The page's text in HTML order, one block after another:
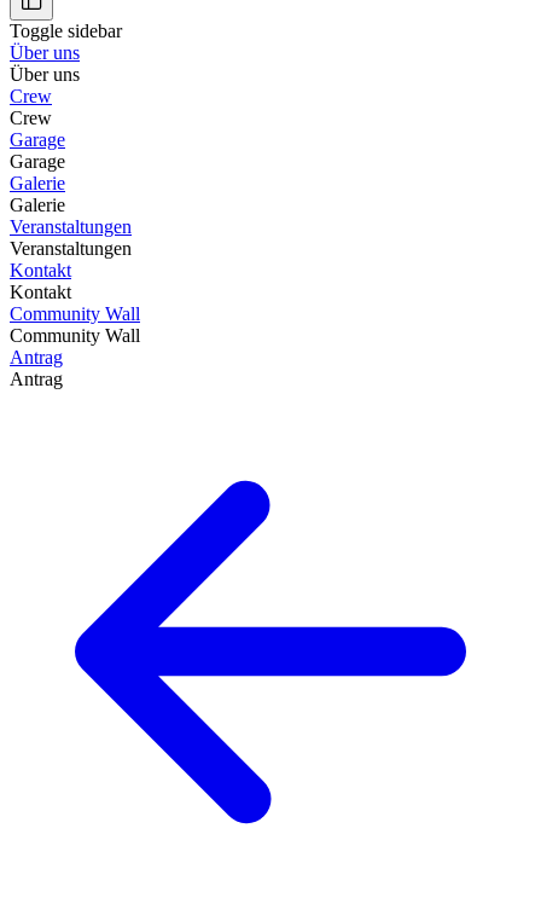
Toggle sidebar
Über uns
Über uns
Crew
Crew
Garage
Garage
Galerie
Galerie
Veranstaltungen
Veranstaltungen
Kontakt
Kontakt
Community Wall
Community Wall
Antrag
Antrag